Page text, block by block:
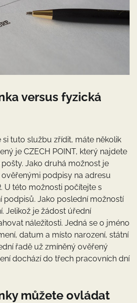
versus fyzická
tuto službu zřídit, máte několik
je CZECH POINT, který najdete
Jako druhá možnost je
podpisy na adresu
U této možnosti počítejte s
podpisů. Jako poslední možností
Jelikož je žádost úřední
náležitosti. Jedná se o jméno
datum a místo narození, státní
řadě už zmíněný ověřený
dochází do třech pracovních dní
můžete ovládat